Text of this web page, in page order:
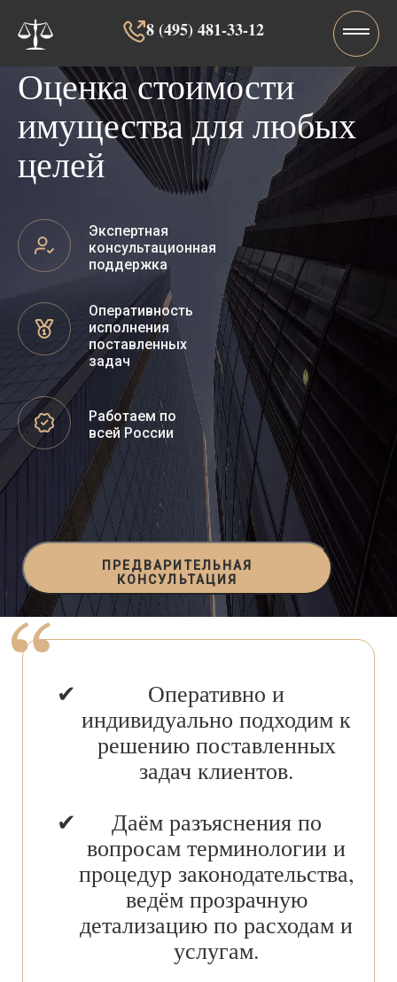
8 (495) 481-33-12‬‬
Оценка стоимости
имущества для любых
целей
Экспертная
консультационная
поддержка
Оперативность
исполнения
поставленных
задач
Работаем по
всей России
ПРЕДВАРИТЕЛЬНАЯ
КОНСУЛЬТАЦИЯ
Оперативно и
индивидуально подходим к
решению поставленных
задач клиентов.
Даём разъяснения по
вопросам терминологии и
процедур законодательства,
ведём прозрачную
детализацию по расходам и
услугам.